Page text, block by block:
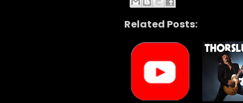
Related Posts: